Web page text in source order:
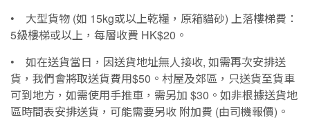
• 大型貨物 (如 15kg或以上乾糧，原箱貓砂) 上落樓梯費：
5級樓梯或以上，每層收費 HK$20 。
• 如在送貨當日，因送貨地址無人接收, 如需再次安排送
貨，我們會將取送貨費用$50 。村屋及郊區，只送貨至貨車
可到地方，如需使用手推車，需另加 $30 。如非根據送貨地
區時間表安排送貨，可能需要另收 附加費 (由司機報價) 。